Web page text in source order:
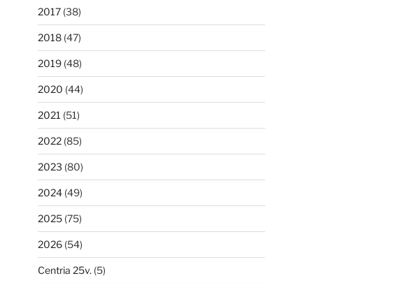
2017(38)
2018(47)
2019(48)
2020 (44)
2021 (51)
2022(85)
2023 (80)
2024(49)
2025(75)
2026(54)
Centria 25v. (5)